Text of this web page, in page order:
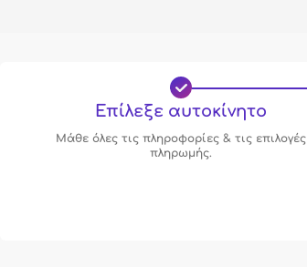
Επίλεξε αυτοκίνητο
Μάθε όλες τις πληροφορίες & τις επιλογές
πληρωμής.